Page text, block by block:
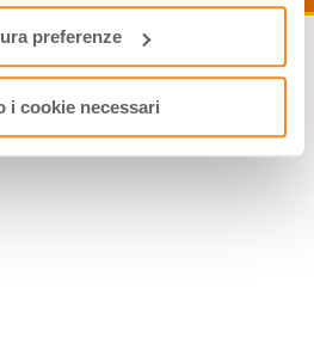
preferenze
i cookie necessari